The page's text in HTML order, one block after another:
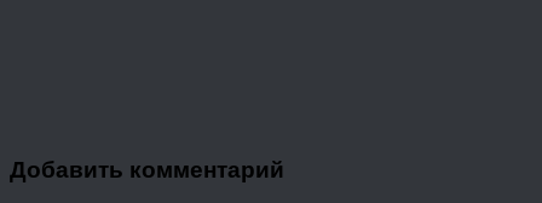
Добавить комментарий